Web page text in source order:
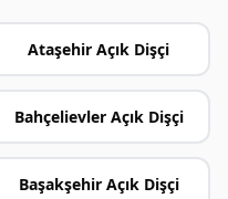
Ataşehir Açık Dişçi
Bahçelievler Açık Dişçi
Başakşehir Açık Dişçi